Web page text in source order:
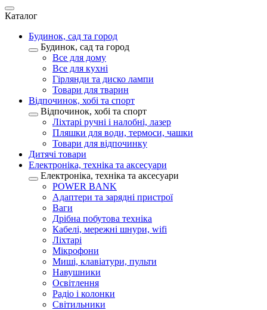
Каталог
Будинок, сад та город
Будинок, сад та город
Все для дому
Все для кухні
Гірлянди та диско лампи
Товари для тварин
Відпочинок, хобі та спорт
Відпочинок, хобі та спорт
Ліхтарі ручні і налобні, лазер
Пляшки для води, термоси, чашки
Товари для відпочинку
Дитячі товари
Електроніка, техніка та аксесуари
Електроніка, техніка та аксесуари
POWER BANK
Адаптери та зарядні пристрої
Ваги
Дрібна побутова техніка
Кабелі, мережні шнури, wifi
Ліхтарі
Мікрофони
Миші, клавіатури, пульти
Навушники
Освітлення
Радіо і колонки
Світильники